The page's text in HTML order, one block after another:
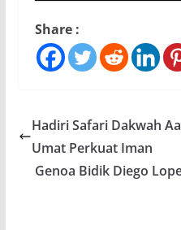
Share :
Hadiri Safari Dakwah
Umat Perkuat Iman
Genoa Bidik Diego